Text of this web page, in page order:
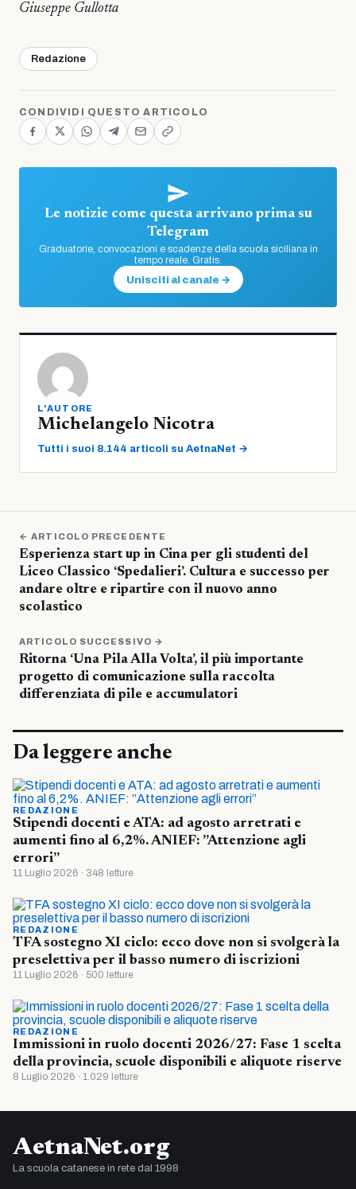
Giuseppe Gullotta
Redazione
CONDIVIDI QUESTO ARTICOLO
Le notizie come questa arrivano prima su
Telegram
Graduatorie, convocazioni e scadenze della scuola siciliana in
tempo reale. Gratis.
Unisciti al canale →
L'AUTORE
Michelangelo Nicotra
Tutti i suoi 8.144 articoli su AetnaNet →
← ARTICOLO PRECEDENTE
Esperienza start up in Cina per gli studenti del
Liceo Classico ‘Spedalieri’. Cultura e successo per
andare oltre e ripartire con il nuovo anno
scolastico
ARTICOLO SUCCESSIVO →
Ritorna ‘Una Pila Alla Volta’, il più importante
progetto di comunicazione sulla raccolta
differenziata di pile e accumulatori
Da leggere anche
REDAZIONE
Stipendi docenti e ATA: ad agosto arretrati e
aumenti fino al 6,2%. ANIEF: ”Attenzione agli
errori”
11 Luglio 2026 · 348 letture
REDAZIONE
TFA sostegno XI ciclo: ecco dove non si svolgerà la
preselettiva per il basso numero di iscrizioni
11 Luglio 2026 · 500 letture
REDAZIONE
Immissioni in ruolo docenti 2026/27: Fase 1 scelta
della provincia, scuole disponibili e aliquote riserve
8 Luglio 2026 · 1.029 letture
AetnaNet.org
La scuola catanese in rete dal 1998